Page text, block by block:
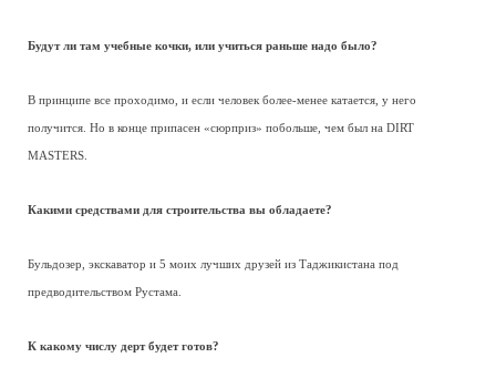
Будут ли там учебные кочки, или учиться раньше надо было?
В принципе все проходимо, и если человек более-менее катается, у него
получится. Но в конце припасен «сюрприз» побольше, чем был на DIRT
MASTERS.
Какими средствами для строительства вы обладаете?
Бульдозер, экскаватор и 5 моих лучших друзей из Таджикистана под
предводительством Рустама.
К какому числу дерт будет готов?